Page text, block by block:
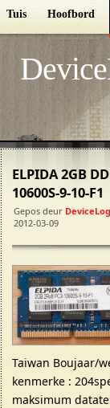
Tuis Hoofbord
ELPIDA 2GB
10600S-9-10-F1
Gepos deur
2012-03-09
Taiwan Boujaar/
kenmerke :
maksimum